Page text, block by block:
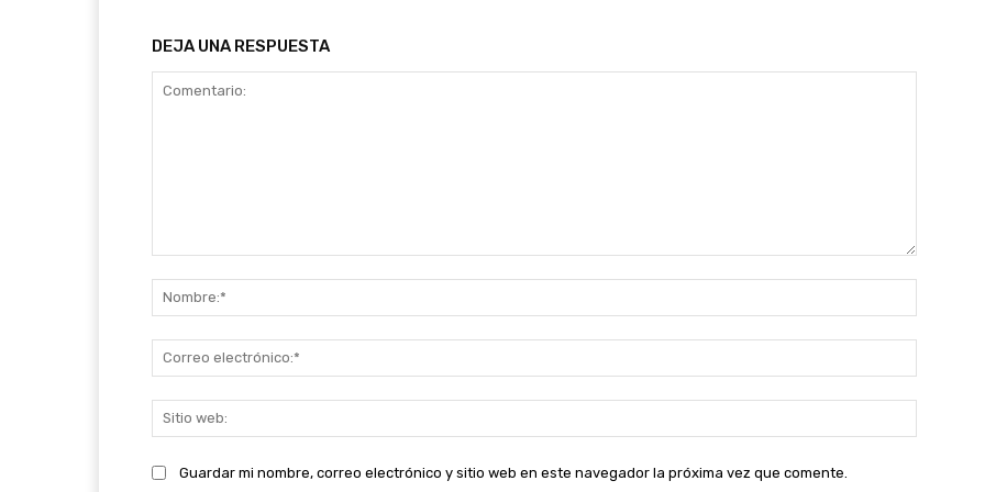
DEJA UNA RESPUESTA
web:
Guardar mi nombre, correo electrónico y sitio web en este navegador la próxima vez que comente.